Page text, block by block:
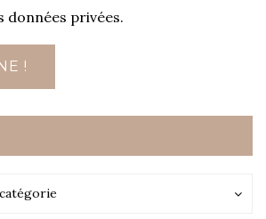
données privées.